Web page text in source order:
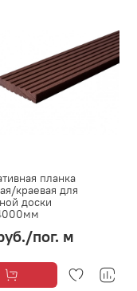
планка
краевая для
доски
/пог. м